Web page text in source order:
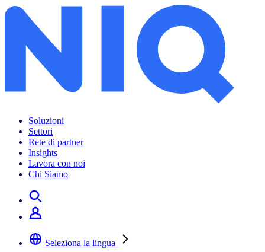
Soluzioni
Settori
Rete di partner
Insights
Lavora con noi
Chi Siamo
Seleziona la lingua